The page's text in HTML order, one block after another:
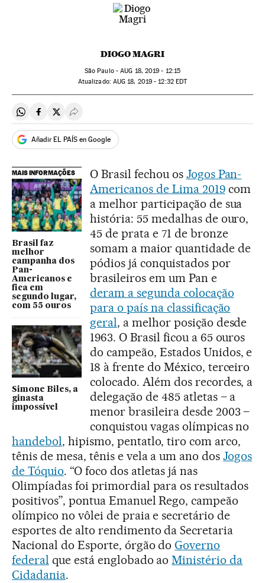
DIOGO MAGRI
São Paulo -AUG 18, 2019 - 12:15
atualizado: AUG 18, 2019 - 12:32EDT
Compartir en Whatsapp
Compartir en Facebook
Compartir en Twitter
Desplegar Redes Sociales
Añadir EL PAÍS en Google
MAIS INFORMAÇÕES
Brasil faz
melhor
campanha dos
Pan-
Americanos e
fica em
segundo lugar,
com 55 ouros
Simone Biles, a
ginasta
impossível
O Brasil fechou os Jogos Pan-
Americanos de Lima 2019com
a melhor participação de sua
história: 55 medalhas de ouro,
45 de prata e 71 de bronze
somam a maior quantidade de
pódios já conquistados por
brasileiros em um Pan e
deram a segunda colocação
para o país na classificação
geral, a melhor posição desde
1963. O Brasil ficou a 65 ouros
do campeão, Estados Unidos, e
18 à frente do México, terceiro
colocado. Além dos recordes, a
delegação de 485 atletas – a
menor brasileira desde 2003 –
conquistou vagas olímpicas no
handebol, hipismo, pentatlo, tiro com arco,
tênis de mesa, tênis e vela a um ano dosJogos
de Tóquio. “O foco dos atletas já nas
Olimpíadas foi primordial para os resultados
positivos”, pontua Emanuel Rego, campeão
olímpico no vôlei de praia e secretário de
esportes de alto rendimento da Secretaria
Nacional do Esporte, órgão doGoverno
federal que está englobado aoMinistério da
Cidadania.